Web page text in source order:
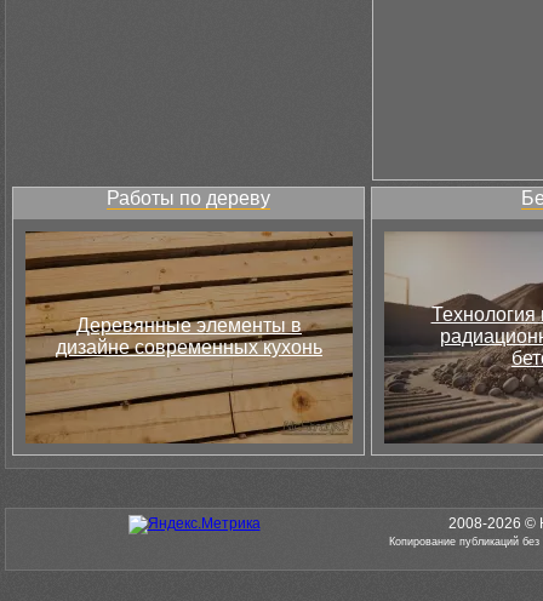
Работы по дереву
Деревянные элементы в
дизайне современных кухонь
Технология
2008-2026 ©
Копирование публикаций